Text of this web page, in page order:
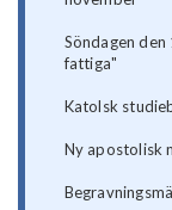
Söndagen
fattiga"
Katolsk
Ny apostolisk